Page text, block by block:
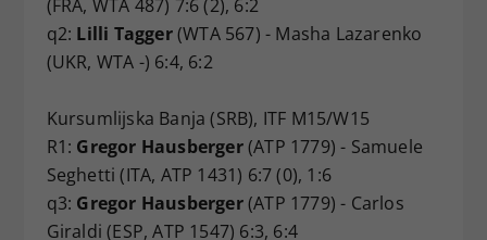
(FRA, WTA 487) 7:6 (2), 6:2
q2: Lilli Tagger(WTA 567) - Masha Lazarenko
(UKR, WTA -) 6:4, 6:2
Kursumlijska Banja (SRB), ITF M15/W15
R1: Gregor Hausberger(ATP 1779) - Samuele
Seghetti (ITA, ATP 1431) 6:7 (0), 1:6
q3: Gregor Hausberger(ATP 1779) - Carlos
Giraldi (ESP, ATP 1547) 6:3, 6:4